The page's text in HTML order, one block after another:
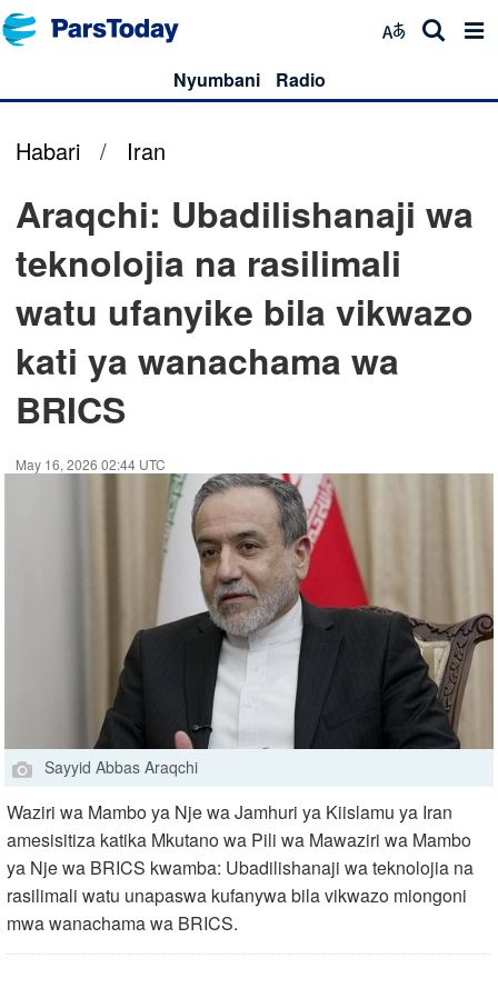
Nyumbani Radio
Habari / Iran
Araqchi: Ubadilishanaji wa
teknolojia na rasilimali
watu ufanyike bila vikwazo
kati ya wanachama wa
BRICS
May 16, 2026 02:44 UTC
Sayyid Abbas Araqchi
Waziri wa Mambo ya Nje wa Jamhuri ya Kiislamu ya Iran
amesisitiza katika Mkutano wa Pili wa Mawaziri wa Mambo
ya Nje wa BRICS kwamba: Ubadilishanaji wa teknolojia na
rasilimali watu unapaswa kufanywa bila vikwazo miongoni
mwa wanachama wa BRICS.